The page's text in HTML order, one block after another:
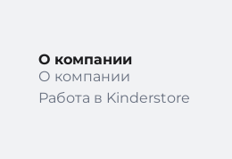
О компании
О компании
Работа в Kinderstore